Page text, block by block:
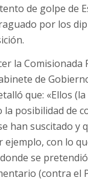
de golpe de
por los
la Comisionada
de
que: «Ellos
posibilidad de
han suscitado y
ejemplo, con lo
se
(contra el